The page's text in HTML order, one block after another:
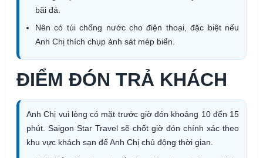
bãi đá.
Nên có túi chống nước cho điện thoại, đặc biệt nếu
Anh Chị thích chụp ảnh sát mép biển.
ĐIỂM ĐÓN TRẢ KHÁCH
Anh Chị vui lòng có mặt trước giờ đón khoảng 10 đến 15
phút. Saigon Star Travel sẽ chốt giờ đón chính xác theo
khu vực khách sạn để Anh Chị chủ động thời gian.